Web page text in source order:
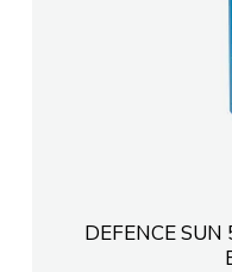
DEFENCE